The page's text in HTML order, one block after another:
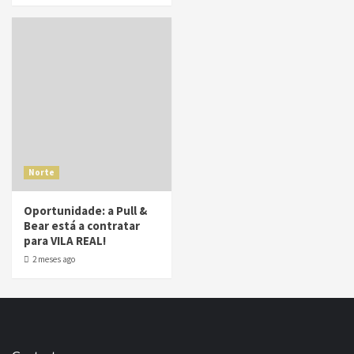
Norte
Oportunidade: a Pull &
Bear está a contratar
para VILA REAL!
2 meses ago